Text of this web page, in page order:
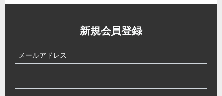
新規会員登録
メールアドレス